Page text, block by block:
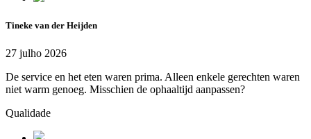
Tineke van der Heijden
27 julho 2026
De service en het eten waren prima. Alleen enkele gerechten waren
niet warm genoeg. Misschien de ophaaltijd aanpassen?
Qualidade